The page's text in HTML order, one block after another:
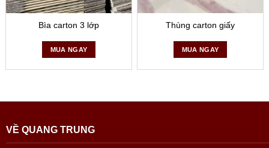
Bìa carton 3 lớp
MUA NGAY
Thùng carton giấy
MUA NGAY
VỀ QUANG TRUNG